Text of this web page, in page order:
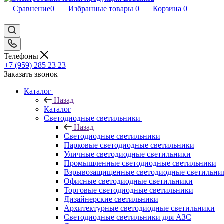
Сравнение0 Избранные товары 0 Корзина 0
Телефоны
+7 (959) 285 23 23
Заказать звонок
Каталог
Назад
Каталог
Светодиодные светильники
Назад
Светодиодные светильники
Парковые светодиодные светильники
Уличные светодиодные светильники
Промышленные светодиодные светильники
Взрывозащищенные светодиодные
Офисные светодиодные светильники
Торговые светодиодные светильники
Дизайнерские светильники
Архитектурные светодиодные светильники
Светодиодные светильники для АЗС